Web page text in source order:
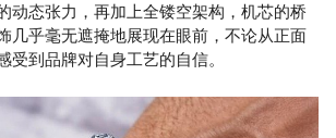
动态张力，再加上全镂空架构，机芯的桥
几乎毫无遮掩地展现在眼前，不论从正面
受到品牌对自身工艺的自信。